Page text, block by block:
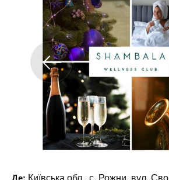
Київська обл., с. Рожни, вул.